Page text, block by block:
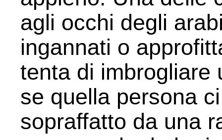
agli occhi degli
ingannati o
tenta di imbrogliare
se quella persona
sopraffatto da una